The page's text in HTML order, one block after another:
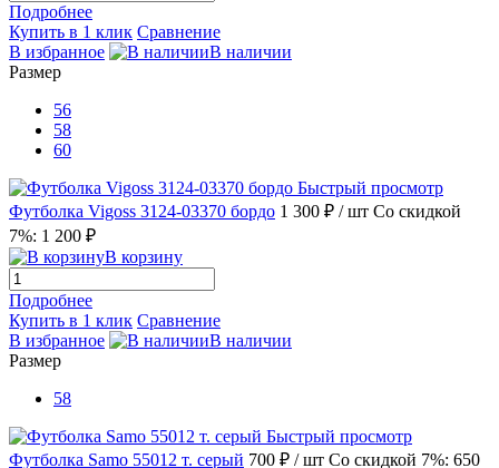
Подробнее
Купить в 1 клик Сравнение
В избранное
В наличии
Размер
56
58
60
Быстрый просмотр
Футболка Vigoss 3124-03370 бордо 1 300 ₽ / шт Со скидкой
7%: 1 200 ₽
В корзину
Подробнее
Купить в 1 клик Сравнение
В избранное
В наличии
Размер
58
Быстрый просмотр
Футболка Samo 55012 т. серый 700 ₽ / шт Со скидкой 7%: 650